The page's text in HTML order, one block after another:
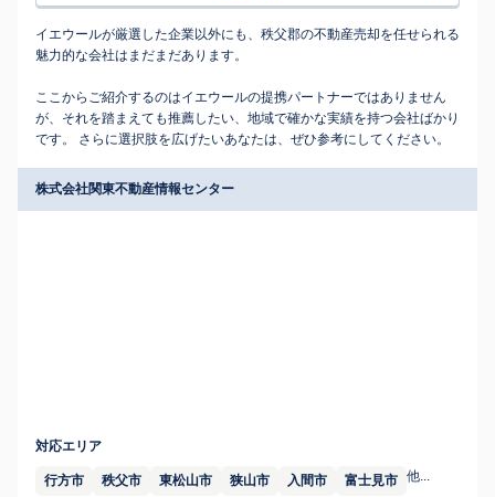
イエウールが厳選した企業以外にも、秩父郡の不動産売却を任せられる
魅力的な会社はまだまだあります。
ここからご紹介するのはイエウールの提携パートナーではありません
が、それを踏まえても推薦したい、地域で確かな実績を持つ会社ばかり
です。 さらに選択肢を広げたいあなたは、ぜひ参考にしてください。
株式会社関東不動産情報センター
対応エリア
行方市 秩父市 東松山市 狭山市 入間市 富士見市 他...